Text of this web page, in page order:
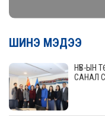
ШИНЭ МЭДЭЭ
НҮБ-ЫН
САНАЛ